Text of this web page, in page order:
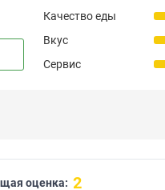
Качество еды
Вкус
Сервис
оценка: 2